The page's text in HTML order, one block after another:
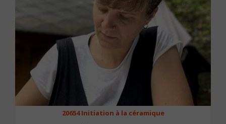
20654 Initiation à la céramique